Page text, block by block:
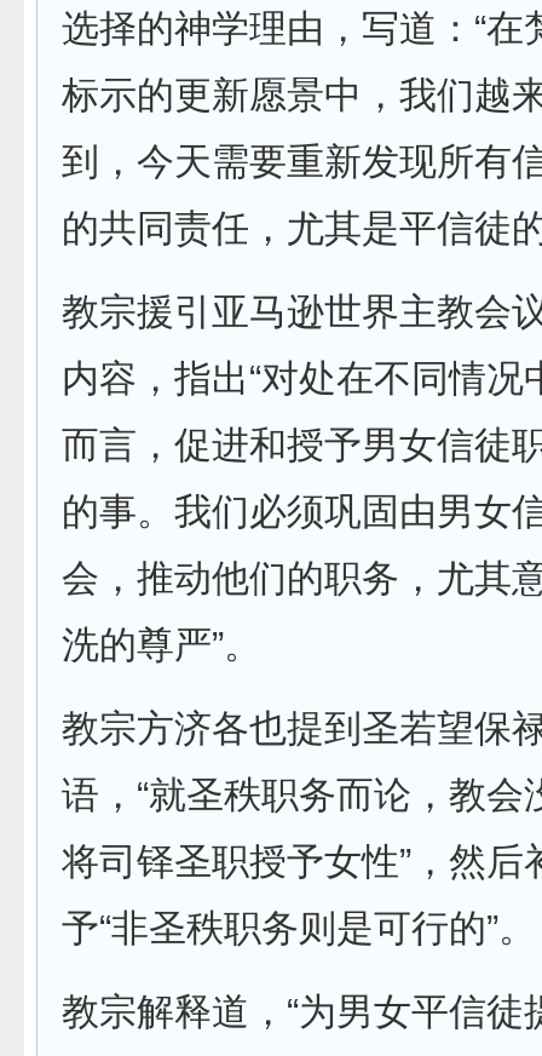
选择的神学理由，写道：“在
标示的更新愿景中，我们越
到，今天需要重新发现所有
的共同责任，尤其是平信徒
教宗援引亚马逊世界主教会
内容，指出“对处在不同情况
而言，促进和授予男女信徒
的事。我们必须巩固由男女
会，推动他们的职务，尤其
洗的尊严”。
教宗方济各也提到圣若望保
语，“就圣秩职务而论，教会
将司铎圣职授予女性”，然后
予“非圣秩职务则是可行的”。
教宗解释道，“为男女平信徒